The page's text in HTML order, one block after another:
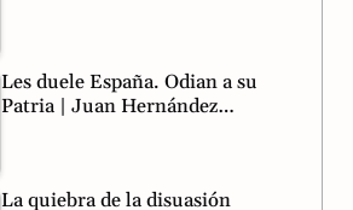
Les duele España. Odian a su
Patria | Juan Hernández…
La quiebra de la disuasión